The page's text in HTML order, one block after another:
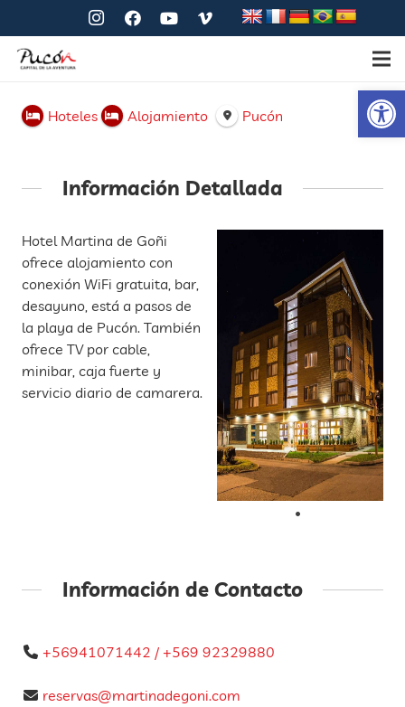
Hoteles Alojamiento Pucón
Información Detallada
Hotel Martina de Goñi
ofrece alojamiento con
conexión WiFi gratuita, bar,
desayuno, está a pasos de
la playa de Pucón. También
ofrece TV por cable,
minibar, caja fuerte y
servicio diario de camarera.
Información de Contacto
+56941071442 / +569 92329880
reservas@martinadegoni.com